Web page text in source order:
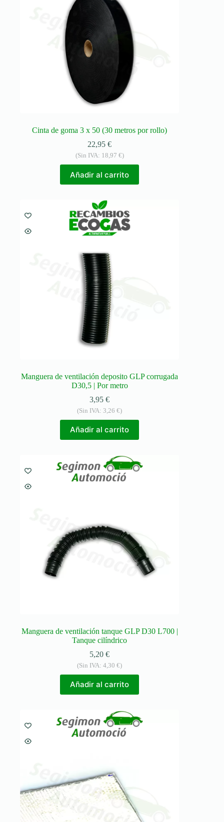
Cinta de goma 3 x 50 (30 metros por rollo)
22,95€
(Sin IVA: 18,97 €)
Añadir al carrito
Manguera de ventilación deposito GLP corrugada
D30,5 | Por metro
3,95€
(Sin IVA:3,26€)
Añadir al carrito
Manguera de ventilación tanque GLP D30 L700 |
Tanque cilíndrico
5,20€
(Sin IVA:4,30€)
Añadir al carrito